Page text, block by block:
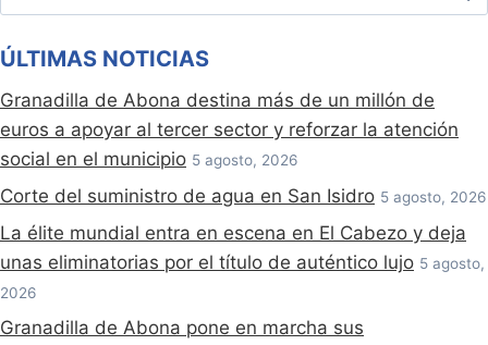
ÚLTIMAS NOTICIAS
Granadilla de Abona destina más de un millón de
euros a apoyar al tercer sector y reforzar la atención
social en el municipio 5 agosto, 2026
Corte del suministro de agua en San Isidro 5 agosto, 2026
La élite mundial entra en escena en El Cabezo y deja
unas eliminatorias por el título de auténtico lujo 5 agosto,
2026
Granadilla de Abona pone en marcha sus